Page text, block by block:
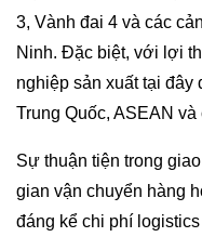
3, Vành đai 4 và các
Ninh. Đặc biệt, với lợi
nghiệp sản xuất tại đây
Trung Quốc, ASEAN
Sự thuận tiện trong
gian vận chuyển hàng
đáng kể chi phí